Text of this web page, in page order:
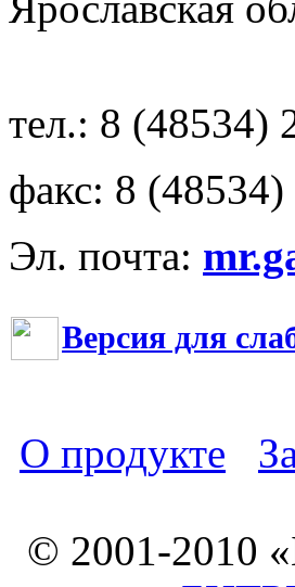
тел.: 8 (48534)
факс: 8
Эл. почта:
Версия для
О продукте
© 2001-2010